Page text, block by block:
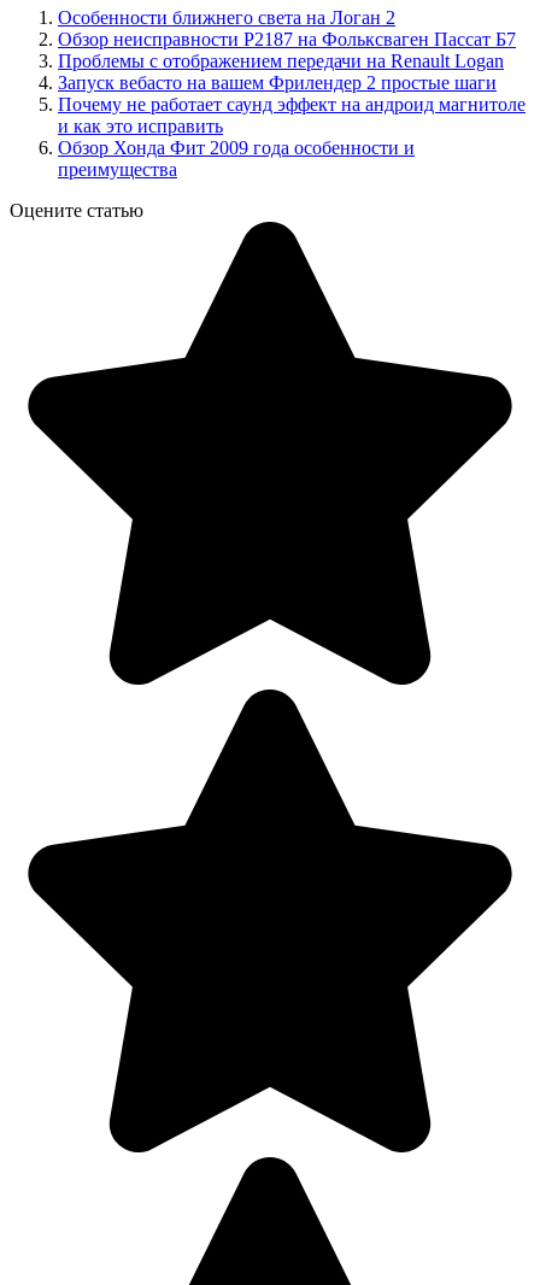
Особенности ближнего света на Логан 2
Обзор неисправности Р2187 на Фольксваген Пассат Б7
Проблемы с отображением передачи на Renault Logan
Запуск вебасто на вашем Фрилендер 2 простые шаги
Почему не работает саунд эффект на андроид магнитоле
и как это исправить
Обзор Хонда Фит 2009 года особенности и
преимущества
Оцените статью